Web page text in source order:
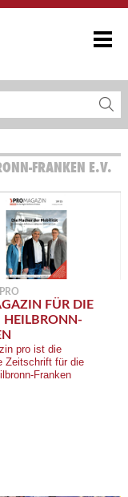
FRANKEN E.V.
FÜR DIE
HEILBRONN-
pro ist die
Zeitschrift für die
Franken